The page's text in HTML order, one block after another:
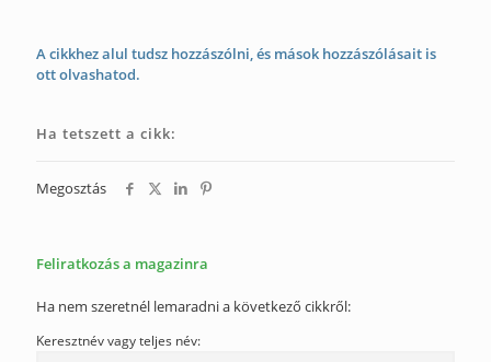
A cikkhez alul tudsz hozzászólni, és mások hozzászólásait is
ott olvashatod.
Ha tetszett a cikk:
Megosztás
Feliratkozás a magazinra
Ha nem szeretnél lemaradni a következő cikkről:
Keresztnév vagy teljes név: